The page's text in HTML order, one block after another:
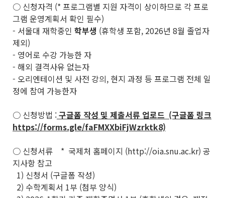
○ 신청자격 (* 프로그램별 지원 자격이 상이하므로 각 프로
그램 운영계획서 확인 필수)
- 서울대 재학중인 학부생 (휴학생 포함, 2026년 8월 졸업자
제외)
- 영어로 수강 가능한 자
- 해외 결격사유 없는자
- 오리엔테이션 및 사전 강의, 현지 과정 등 프로그램 전체 일
정에 참여 가능한자
○ 신청방법 :구글폼 작성 및 제출서류 업로드 (구글폼 링크
https://forms.gle/faFMXXbiFjWzrktk8)
○ 신청서류 * 국제처 홈페이지 (http://oia.snu.ac.kr) 공
지사항 참고
1) 신청서 (구글폼 작성)
2) 수학계획서 1부 (첨부 양식)